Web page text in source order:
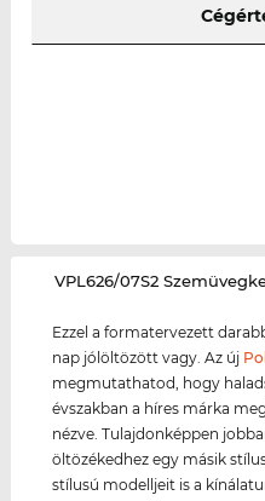
‌VPL626/07S2
Ezzel a formatervezett
nap jólöltözött vagy. Az új
megmutathatod, hogy
évszakban a híres márka
nézve. Tulajdonképpen
öltözékedhez egy másik
stílusú modelljeit is a